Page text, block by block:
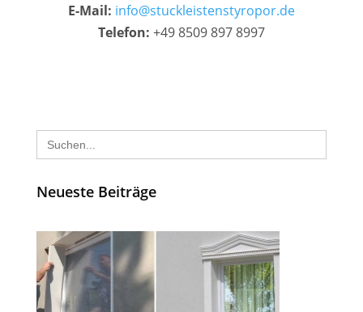
E-Mail: info@stuckleistenstyropor.de
Telefon: +49 8509 897 8997
Search
for:
Neueste Beiträge